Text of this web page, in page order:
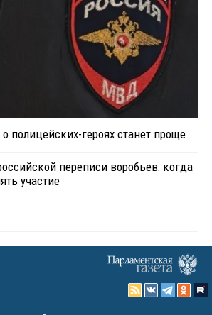
полицейских-героях станет проще
переписи воробьев: когда
участие